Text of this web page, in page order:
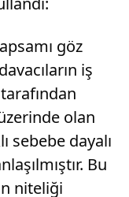
göz
iş
olan
sebebe dayalı
Bu
niteliği